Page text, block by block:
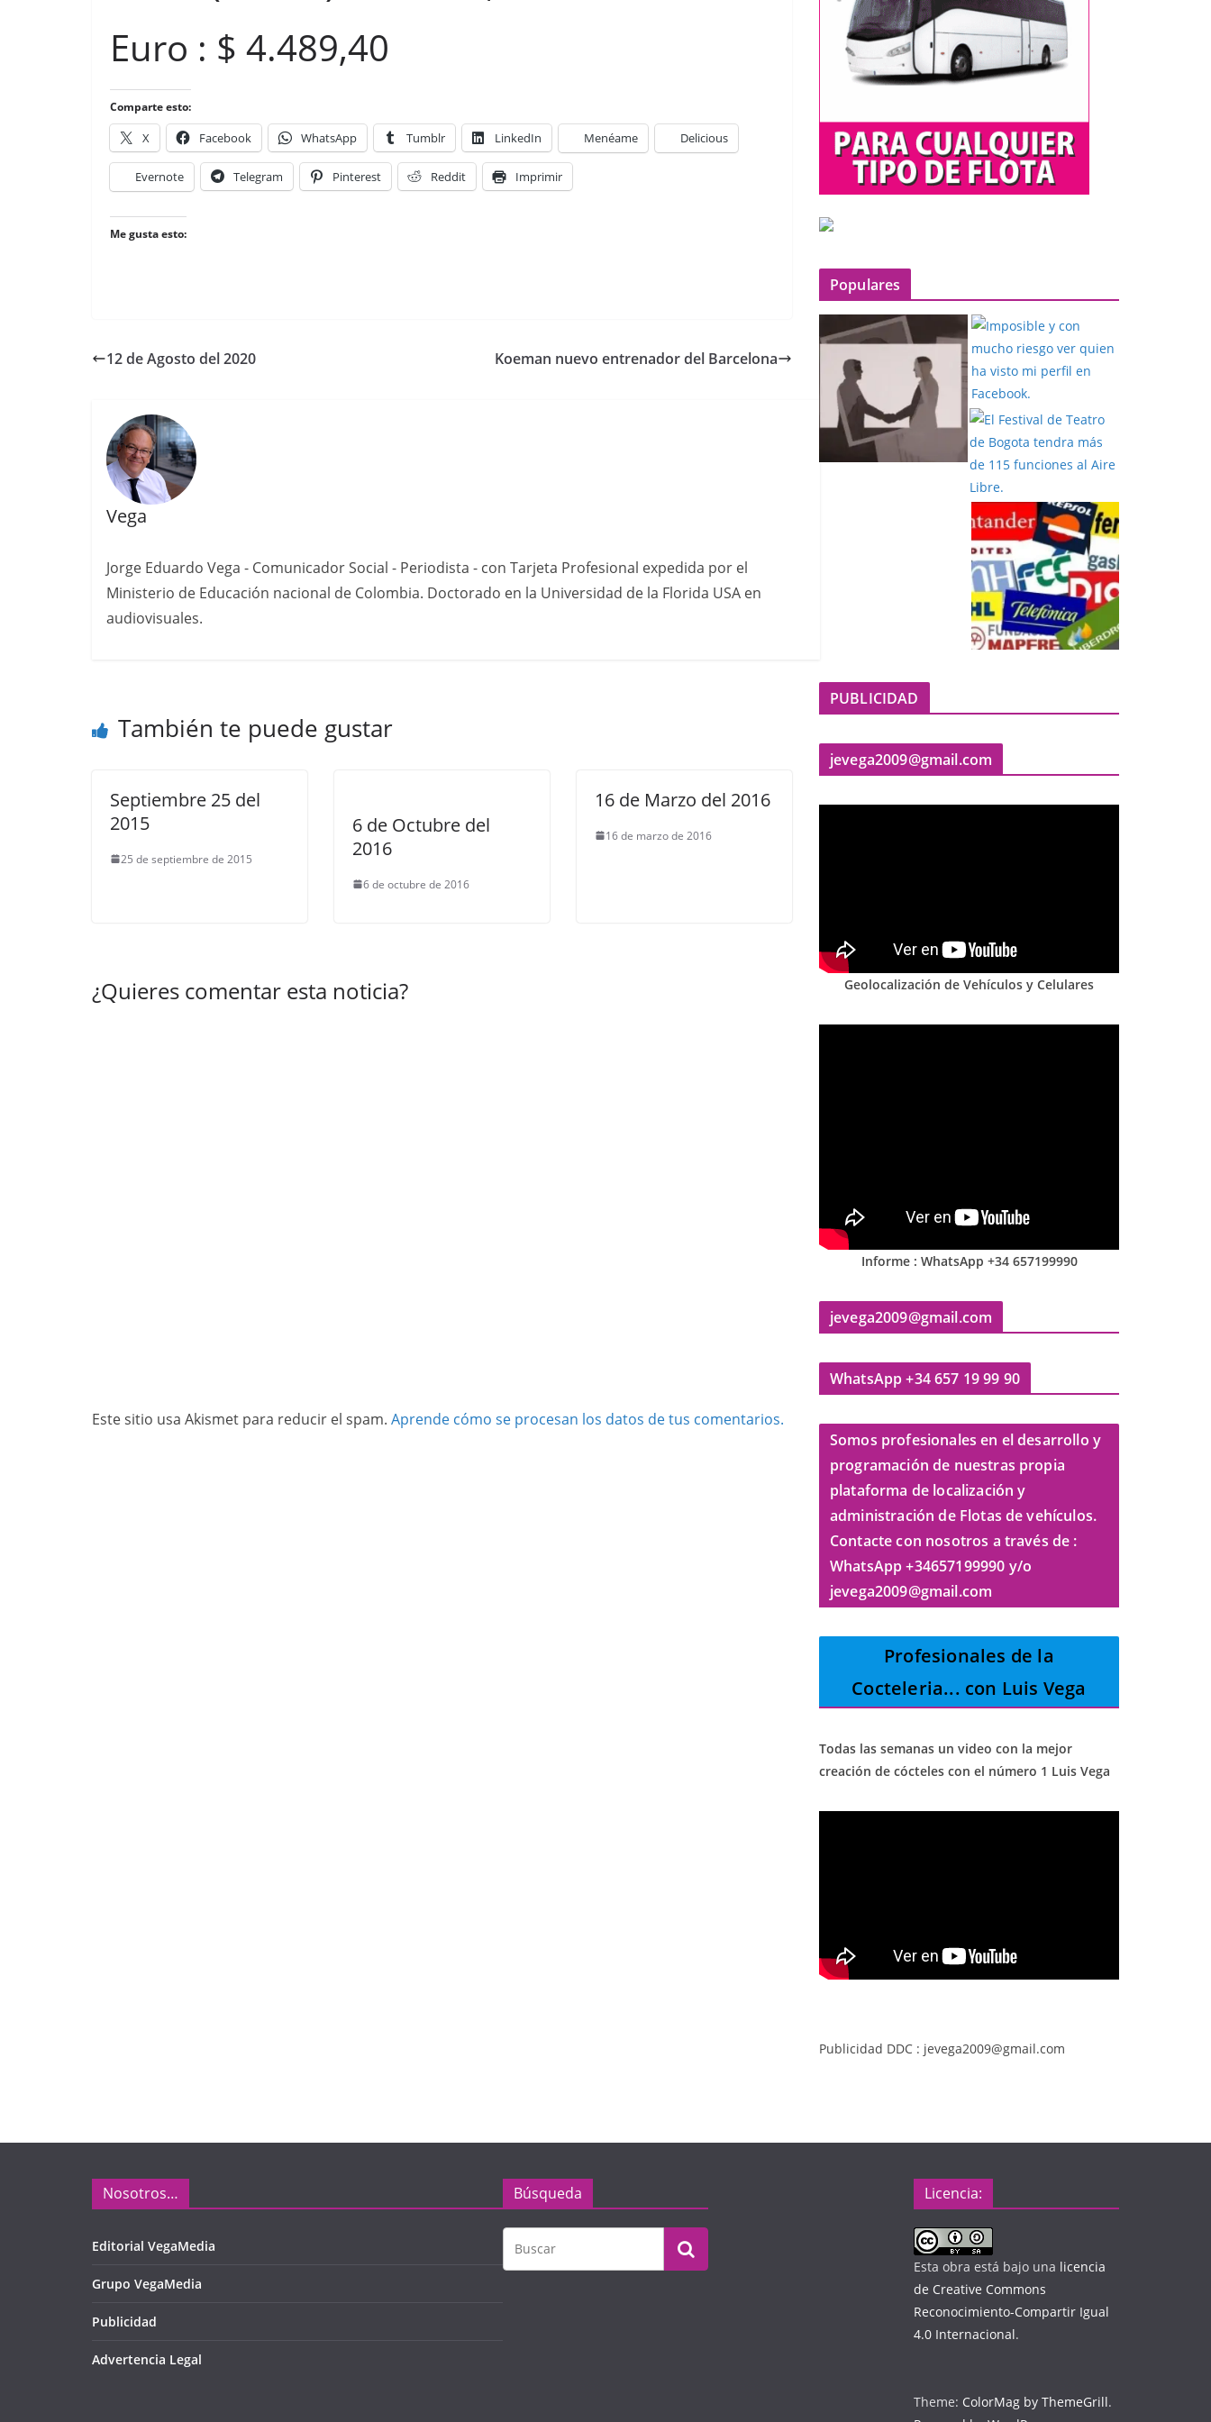
Euro : $ 4.489,40
Comparte esto:
X Facebook WhatsApp Tumblr LinkedIn Menéame Delicious
Evernote Telegram Pinterest Reddit Imprimir
Me gusta esto:
12 de Agosto del 2020 Koeman nuevo entrenador del Barcelona
Vega
Jorge Eduardo Vega - Comunicador Social - Periodista - con Tarjeta Profesional expedida por el
Ministerio de Educación nacional de Colombia. Doctorado en la Universidad de la Florida USA en
audiovisuales.
También te puede gustar
Septiembre 25 del
2015
25 de septiembre de 2015
6 de Octubre del
2016
6 de octubre de 2016
16 de Marzo del 2016
16 de marzo de 2016
¿Quieres comentar esta noticia?
Este sitio usa Akismet para reducir el spam. Aprende cómo se procesan los datos de tus comentarios.
Populares
PUBLICIDAD
jevega2009@gmail.com
Geolocalización de Vehículos y Celulares
Informe : WhatsApp +34 657199990
jevega2009@gmail.com
WhatsApp +34 657 19 99 90
Somos profesionales en el desarrollo y
programación de nuestras propia
plataforma de localización y
administración de Flotas de vehículos.
Contacte con nosotros a través de :
WhatsApp +34657199990 y/o
jevega2009@gmail.com
Profesionales de la
Cocteleria... con Luis Vega
Todas las semanas un video con la mejor
creación de cócteles con el número 1 Luis Vega
Publicidad DDC : jevega2009@gmail.com
Nosotros…
Editorial VegaMedia
Grupo VegaMedia
Publicidad
Advertencia Legal
Búsqueda Licencia:
Esta obra está bajo una licencia
de Creative Commons
Reconocimiento-Compartir Igual
4.0 Internacional.
Theme: ColorMag by ThemeGrill.